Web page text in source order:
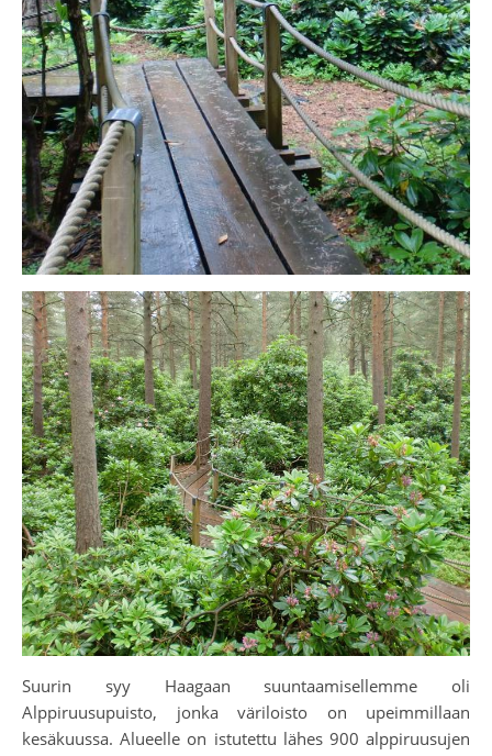
Suurin syy Haagaan suuntaamisellemme oli
Alppiruusupuisto, jonka väriloisto on upeimmillaan
kesäkuussa. Alueelle on istutettu lähes 900 alppiruusujen